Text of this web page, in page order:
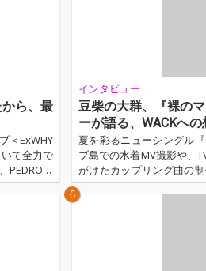
から、最
＜ExWHY
て全力で
PEDROと
『zION』
る。それ
インタビュー
豆柴の大群、『裸の
ーが語る、WACKへの
夏を彩るニューシングル
ブ島での水着MV撮影や、
がけたカップリング曲の
話を訊いた。さらにイン
いや、7年目を迎えたグル
6